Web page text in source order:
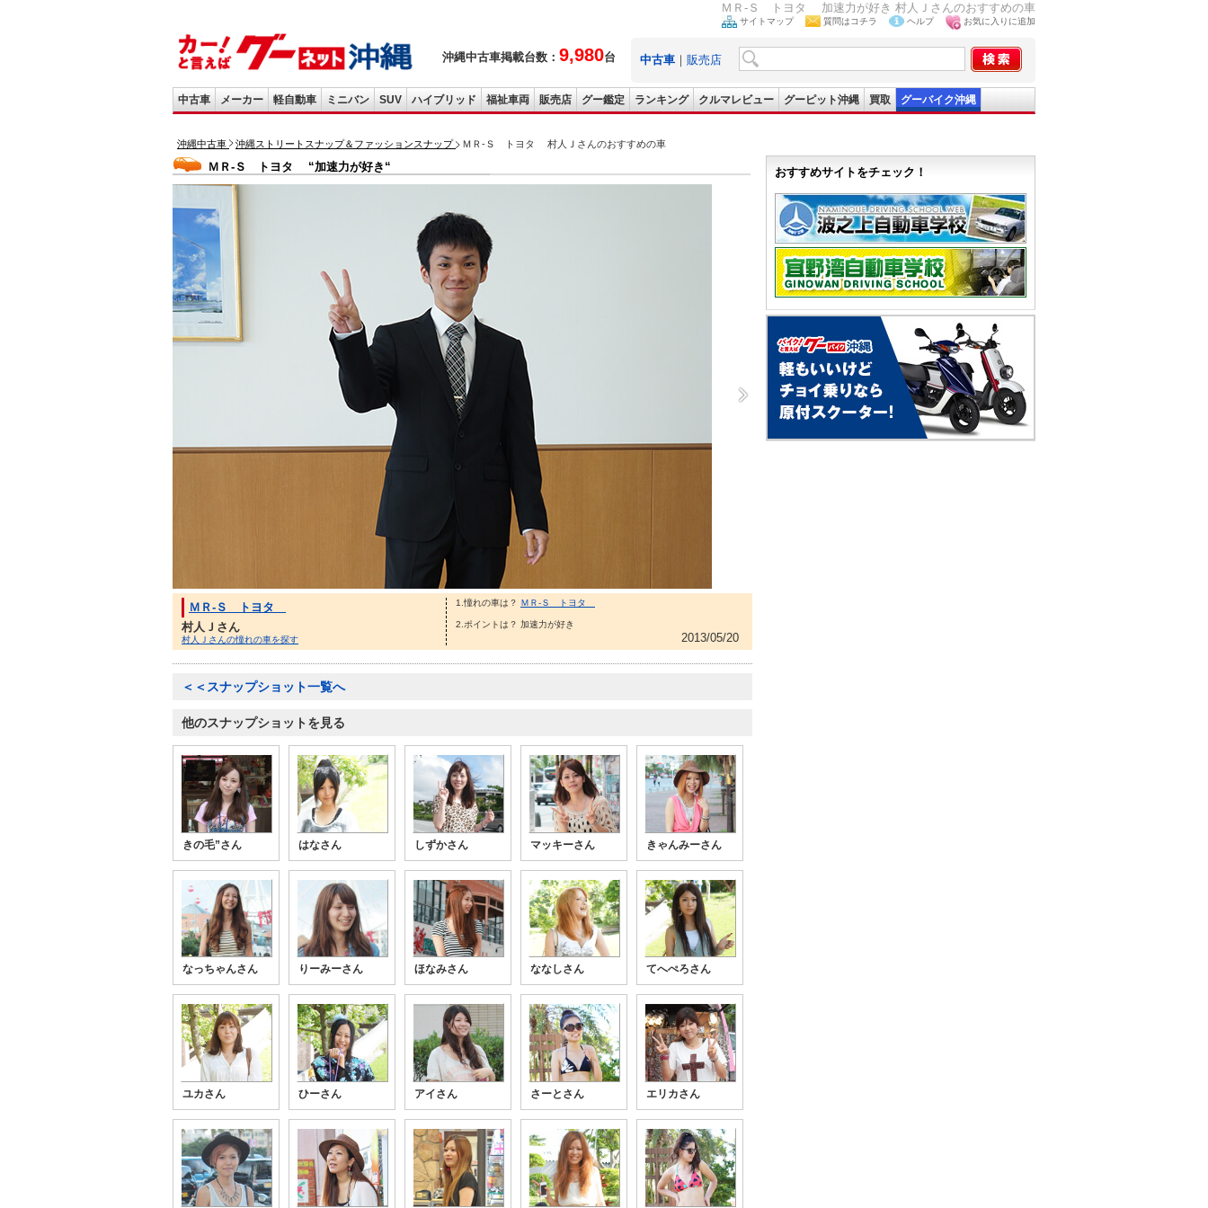
ＭＲ-Ｓ トヨタ 加速力が好き 村人Ｊさんのおすすめの車
沖縄中古車掲載台数： 9,980台
サイトマップ 質問はコチラ ヘルプ お気に入りに追加
中古車 ｜ 販売店
中古車 メーカー 軽自動車 ミニバン SUV ハイブリッド 福祉車両 販売店 グー鑑定 ランキング クルマレビュー グーピット沖縄 買取 グーバイク沖縄
沖縄中古車 沖縄ストリートスナップ＆ファッションスナップ ＭＲ-Ｓ トヨタ 村人Ｊさんのおすすめの車
ＭＲ-Ｓ トヨタ “加速力が好き“
ＭＲ-Ｓ トヨタ
村人Ｊさん
村人Ｊさんの憧れの車を探す
1.憧れの車は？ ＭＲ-Ｓ トヨタ
2.ポイントは？ 加速力が好き
2013/05/20
＜＜スナップショット一覧へ
他のスナップショットを見る
きの毛”さん はなさん しずかさん マッキーさん きゃんみーさん
なっちゃんさん りーみーさん ほなみさん ななしさん てへぺろさん
ユカさん ひーさん アイさん さーとさん エリカさん
おすすめサイトをチェック！